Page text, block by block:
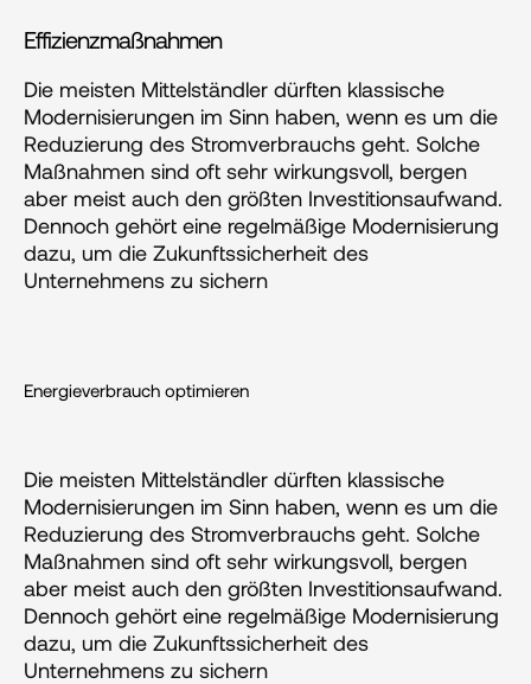
Effizienzmaßnahmen
Die meisten Mittelständler dürften klassische
Modernisierungen im Sinn haben, wenn es um die
Reduzierung des Stromverbrauchs geht. Solche
Maßnahmen sind oft sehr wirkungsvoll, bergen
aber meist auch den größten Investitionsaufwand.
Dennoch gehört eine regelmäßige Modernisierung
dazu, um die Zukunftssicherheit des
Unternehmens zu sichern
Energieverbrauch optimieren
Die meisten Mittelständler dürften klassische
Modernisierungen im Sinn haben, wenn es um die
Reduzierung des Stromverbrauchs geht. Solche
Maßnahmen sind oft sehr wirkungsvoll, bergen
aber meist auch den größten Investitionsaufwand.
Dennoch gehört eine regelmäßige Modernisierung
dazu, um die Zukunftssicherheit des
Unternehmens zu sichern